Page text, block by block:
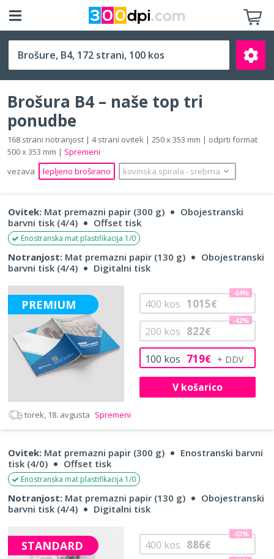
B4 (250 x 353 mm)
Išči
Brošura B4 – naše top tri
ponudbe
168 strani notranjost | 4 strani ovitek | 250 x 353 mm | odprti format
500 x 353 mm | Spremeni
vezava
lepljeno broširano kovinska spirala ‐ srebrna
Ovitek: Mat premazni papir (300 g)
Obojestranski
barvni tisk (4/4)
Offset tisk
Enostranska mat plastifikacija 1/0
Notranjost: Mat premazni papir (130 g)
Obojestranski
barvni tisk (4/4)
Digitalni tisk
PREMIUM
100 kos 719€
200 kos 822€
-42%
400 kos 1015€
-64%
V košarico
torek, 18. avgusta Spremeni
Ovitek: Mat premazni papir (300 g)
Enostranski barvni
tisk (4/0)
Offset tisk
Enostranska mat plastifikacija 1/0
Notranjost: Mat premazni papir (130 g)
Obojestranski
barvni tisk (4/4)
Digitalni tisk
STANDARD 400 kos 886€
-63%